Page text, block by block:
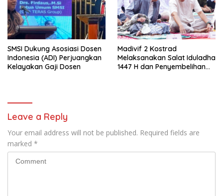
SMSI Dukung Asosiasi Dosen
Indonesia (ADI) Perjuangkan
Kelayakan Gaji Dosen
Madivif 2 Kostrad
Melaksanakan Salat Iduladha
1447 H dan Penyembelihan
Leave a Reply
Your email address will not be published. Required fields are
marked *